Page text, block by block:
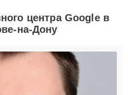
центра Google в
на-Дону